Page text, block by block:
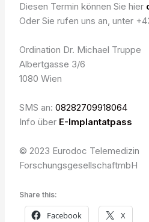
Diesen Termin können Sie hier
Oder Sie rufen uns an, unter
Ordination Dr. Michael Truppe
Albertgasse 3/6
1080 Wien
SMS an:08282709918064
Info über E-Implantatpass
© 2023 Eurodoc Telemedizin
ForschungsgesellschaftmbH
Share this:
Facebook X